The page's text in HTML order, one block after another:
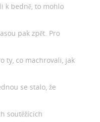
k bedně, to mohlo
pak zpět. Pro
ty, co machrovali, jak
se stalo, že
soutěžících